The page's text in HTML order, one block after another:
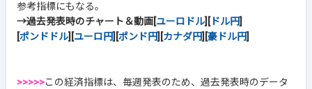
参考指標にもなる。
→過去発表時のチャート＆動画[ユーロドル][ ドル円]
[ポンドドル][ユーロ円][ポンド円][カナダ円][豪ドル円]
>>>>>この経済指標は、毎週発表のため、過去発表時のデータ